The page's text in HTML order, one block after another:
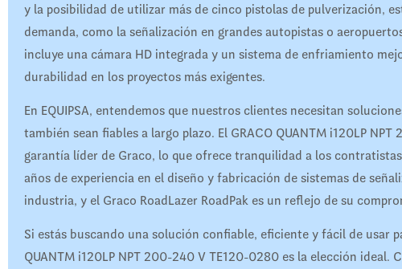
y la posibilidad de utilizar más de cinco pistolas de pulverización,
demanda, como la señalización en grandes autopistas o
incluye una cámara HD integrada y un sistema de enfriamiento
durabilidad en los proyectos más exigentes.
En EQUIPSA, entendemos que nuestros clientes necesitan
también sean fiables a largo plazo. El GRACO QUANTM i120LP
garantía líder de Graco, lo que ofrece tranquilidad a los
años de experiencia en el diseño y fabricación de sistemas de
industria, y el Graco RoadLazer RoadPak es un reflejo de su
Si estás buscando una solución confiable, eficiente y fácil de usar
QUANTM i120LP NPT 200-240 V TE120-0280 es la elección